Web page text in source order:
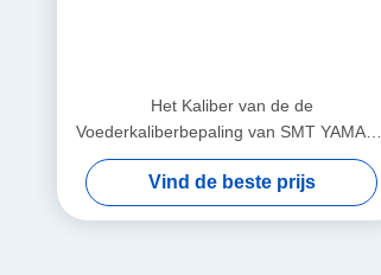
Het Kaliber van de de
Voederkaliberbepaling van SMT YAMAHA
YS voor ZS of ZS-Voeder khj-md800-010
Optimalisatiepost in voorraad
Vind de beste prijs